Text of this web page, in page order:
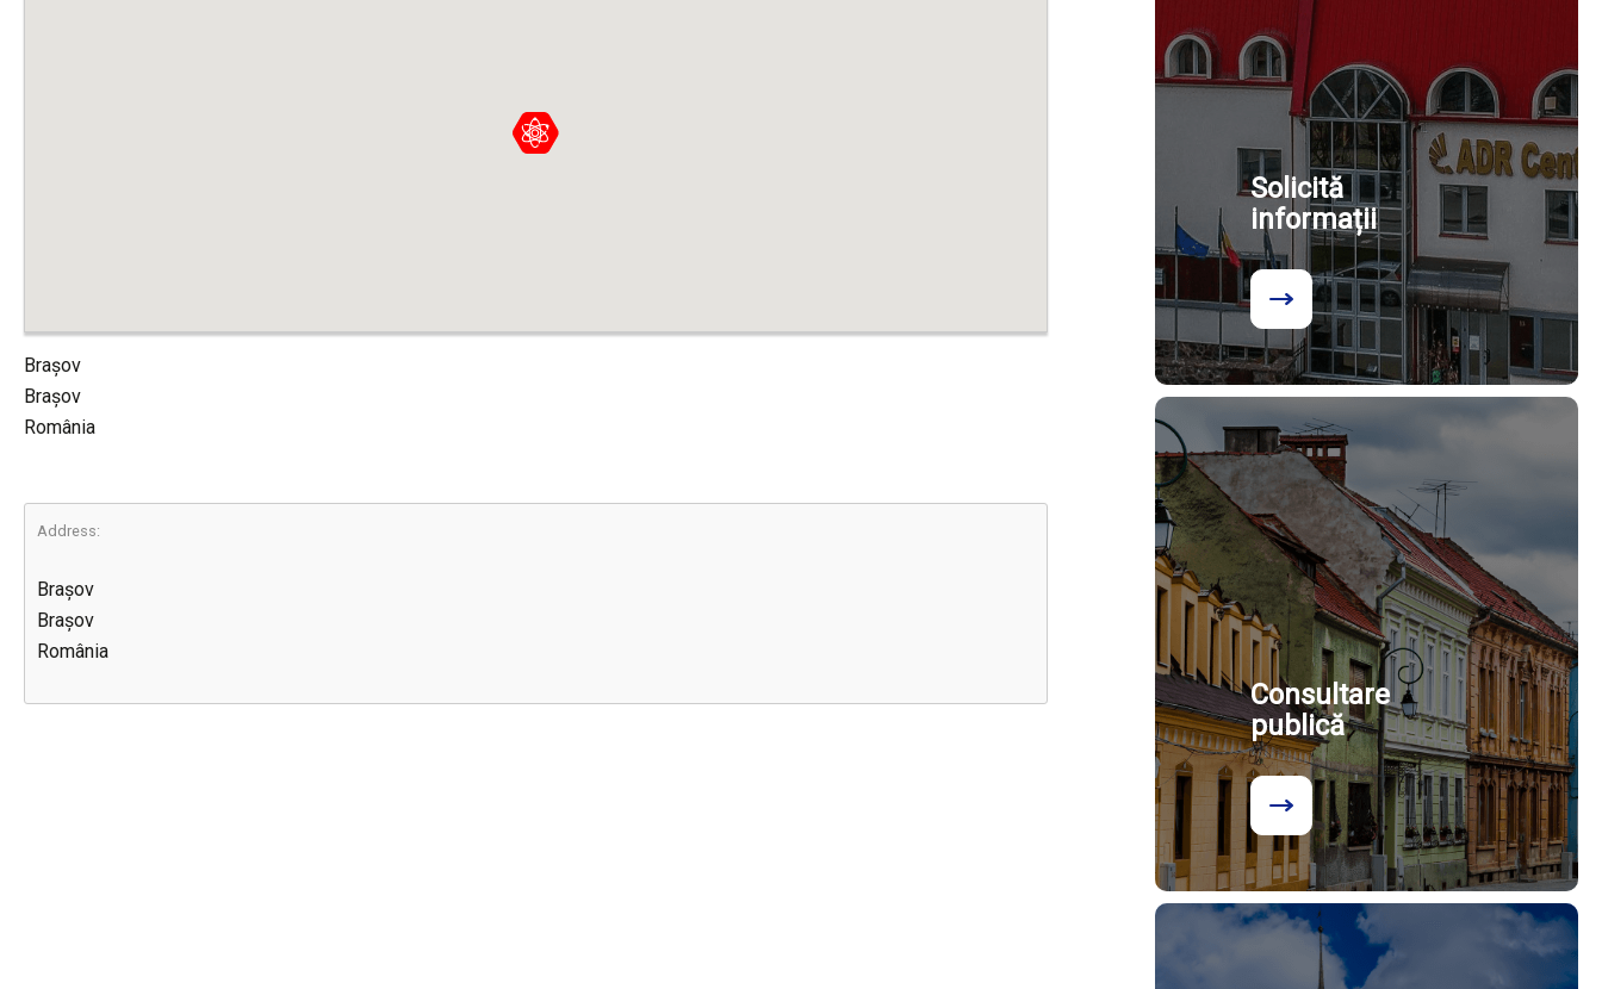
Brașov
Brașov
România
Address:
Brașov
Brașov
România
Solicită
informații
Consultare
publică